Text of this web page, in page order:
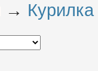
→ Курилка